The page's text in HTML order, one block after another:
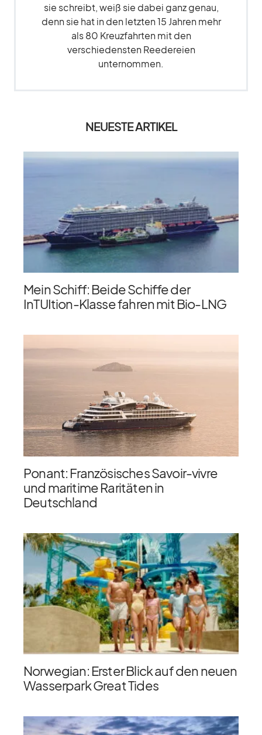
sie schreibt, weiß sie dabei ganz genau,
denn sie hat in den letzten 15 Jahren mehr
als 80 Kreuzfahrten mit den
verschiedensten Reedereien
unternommen.
NEUESTE ARTIKEL
Mein Schiff: Beide Schiffe der
InTUItion-Klasse fahren mit Bio-LNG
Ponant: Französisches Savoir-vivre
und maritime Raritäten in
Deutschland
Norwegian: Erster Blick auf den neuen
Wasserpark Great Tides